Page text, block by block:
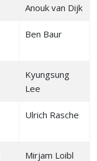
Anouk van Dijk
Ben Baur
Kyungsung
Lee
Ulrich Rasche
Mirjam Loibl